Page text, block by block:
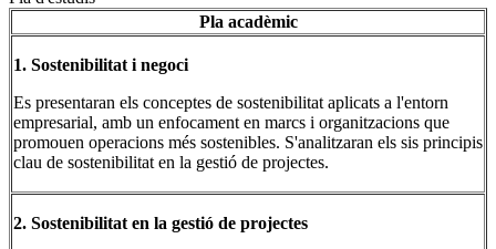
Pla acadèmic
1. Sostenibilitat i negoci
Es presentaran els conceptes de sostenibilitat aplicats a l'entorn
empresarial, amb un enfocament en marcs i organitzacions que
promouen operacions més sostenibles. S'analitzaran els sis principis
clau de sostenibilitat en la gestió de projectes.
2. Sostenibilitat en la gestió de projectes